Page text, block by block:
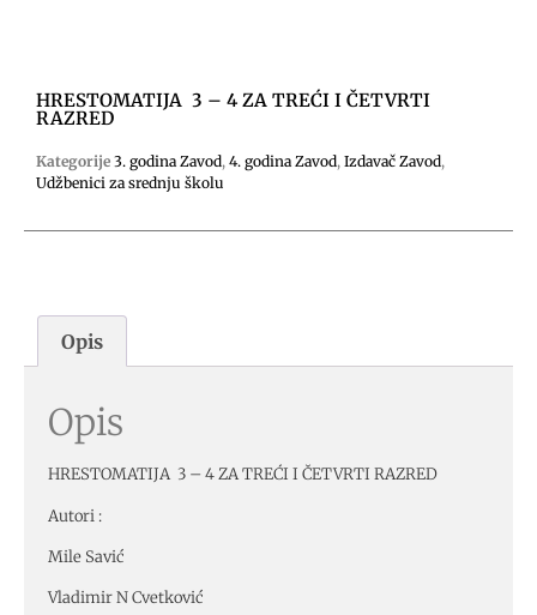
HRESTOMATIJA 3 – 4 ZA TREĆI I ČETVRTI
RAZRED
Kategorije 3. godina Zavod, 4. godina Zavod, Izdavač Zavod,
Udžbenici za srednju školu
Opis
Opis
HRESTOMATIJA 3 – 4 ZA TREĆI I ČETVRTI RAZRED
Autori :
Mile Savić
Vladimir N Cvetković